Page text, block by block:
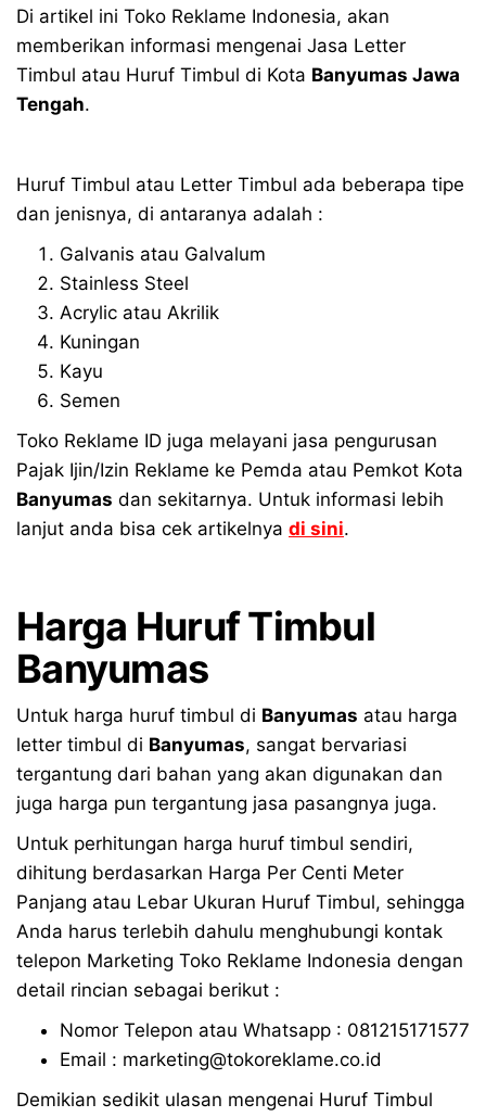
Di artikel ini Toko Reklame Indonesia, akan
memberikan informasi mengenai Jasa Letter
Timbul atau Huruf Timbul di Kota Banyumas Jawa
Tengah.
Huruf Timbul atau Letter Timbul ada beberapa tipe
dan jenisnya, di antaranya adalah :
Galvanis atau Galvalum
Stainless Steel
Acrylic atau Akrilik
Kuningan
Kayu
Semen
Toko Reklame ID juga melayani jasa pengurusan
Pajak Ijin/Izin Reklame ke Pemda atau Pemkot Kota
Banyumas dan sekitarnya. Untuk informasi lebih
lanjut anda bisa cek artikelnya di sini.
Harga Huruf Timbul
Banyumas
Untuk harga huruf timbul di Banyumas atau harga
letter timbul di Banyumas, sangat bervariasi
tergantung dari bahan yang akan digunakan dan
juga harga pun tergantung jasa pasangnya juga.
Untuk perhitungan harga huruf timbul sendiri,
dihitung berdasarkan Harga Per Centi Meter
Panjang atau Lebar Ukuran Huruf Timbul, sehingga
Anda harus terlebih dahulu menghubungi kontak
telepon Marketing Toko Reklame Indonesia dengan
detail rincian sebagai berikut :
Nomor Telepon atau Whatsapp : 081215171577
Email : marketing@tokoreklame.co.id
Demikian sedikit ulasan mengenai Huruf Timbul